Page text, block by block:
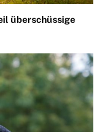
überschüssige